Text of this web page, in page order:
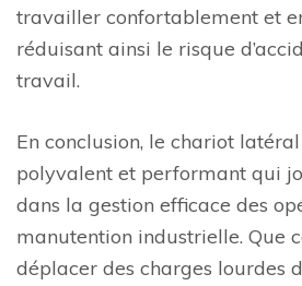
travailler confortablement et
réduisant ainsi le risque
travail.
En conclusion, le chariot
polyvalent et performant qui
dans la gestion efficace des
manutention industrielle. Que
déplacer des charges lourdes